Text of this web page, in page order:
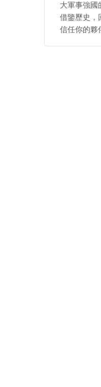
大軍事強國
借鑒歷史，
信任你的夥